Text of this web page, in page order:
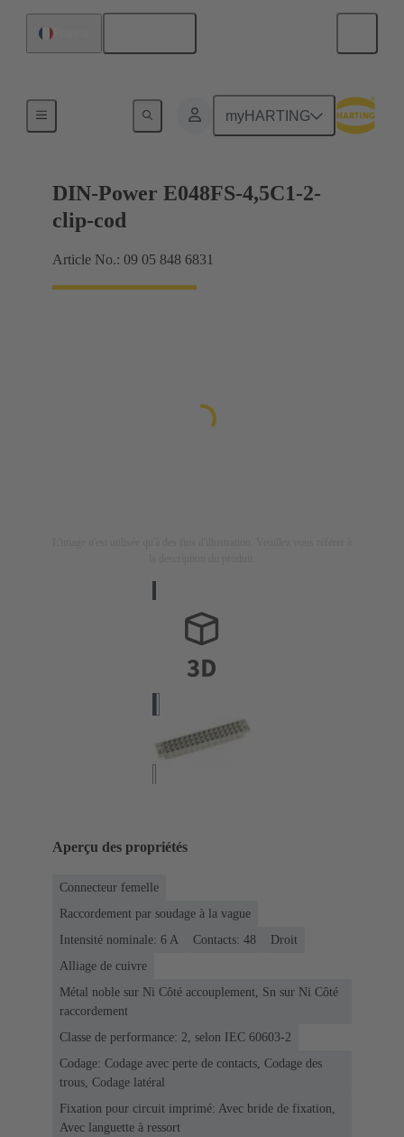
myHARTING
Raccordement carte mère à carte fille
DIN-Power E048FS-4,5C1-2-
clip-cod
Article No.: 09 05 848 6831
Aperçu des propriétés
Connecteur femelle
Raccordement par soudage à la vague
Intensité nominale: ‌6 A
Contacts: 48
Droit
Alliage de cuivre
Métal noble sur Ni Côté accouplement, Sn sur Ni Côté
raccordement
Classe de performance: 2, selon IEC 60603-2
Codage: Codage avec perte de contacts, Codage des
trous, Codage latéral
Fixation pour circuit imprimé: Avec bride de fixation,
Avec languette à ressort